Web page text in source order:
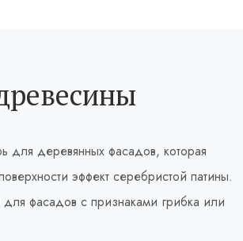
для деревянных фасадов, которая
эффект серебристой патины.
фасадов с признаками грибка или